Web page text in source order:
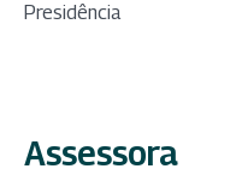
Presidência
Assessora